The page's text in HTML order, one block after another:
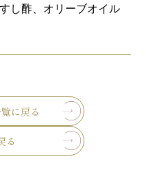
し酢、オリーブオイル
に戻る
る